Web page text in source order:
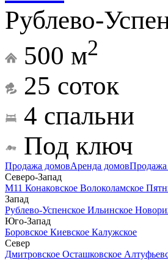
Рублево-
500 м2
25 соток
4 спальни
Под ключ
Продажа домовАренда домовПродажа
Северо-Запад
М11 Конаковское Волоколамское
Запад
Рублево-Успенское Ильинское
Юго-Запад
Боровское Киевское Калужское
Север
Дмитровское Осташковское